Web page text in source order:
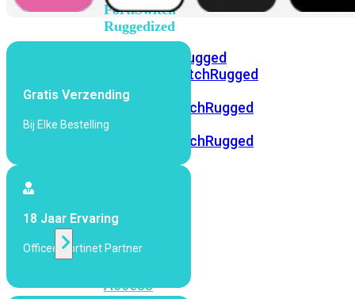
FortiSwitch
Ruggedized
FortiSwitchRugged
FortiSwitchRugged
112F-
FortiSwitchRugged
216F-
FortiSwitchRugged
WiFi
Access
Gratis Verzending
Bij Elke Bestelling
18 Jaar Ervaring
Officeel Fortinet Partner